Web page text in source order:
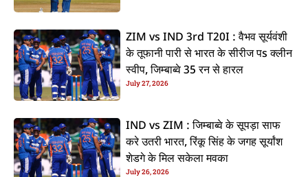
ZIM vs IND 3rd T20I : वैभव सूर्यवंशी
के तूफानी पारी से भारत के सीरीज पs क्लीन
स्वीप, जिम्बाब्वे 35 रन से हारल
July 27, 2026
IND vs ZIM : जिम्बाब्वे के सूपड़ा साफ
करे उतरी भारत, रिंकू सिंह के जगह सूर्यांश
शेडगे के मिल सकेला मवका
July 26, 2026